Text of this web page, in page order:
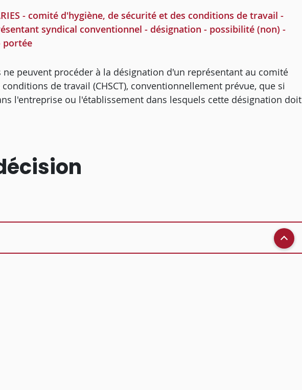
- comité d'hygiène, de sécurité et des conditions de travail -
syndical conventionnel - désignation - possibilité (non) -
portée
ne peuvent procéder à la désignation d'un représentant au comité
de travail (CHSCT), conventionnellement prévue, que si
l'entreprise ou l'établissement dans lesquels cette désignation doit